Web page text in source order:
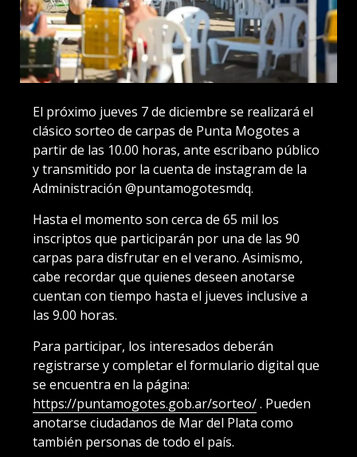
El próximo jueves 7 de diciembre se realizará el
clásico sorteo de carpas de Punta Mogotes a
partir de las 10.00 horas, ante escribano público
y transmitido por la cuenta de instagram de la
Administración @puntamogotesmdq.
Hasta el momento son cerca de 65 mil los
inscriptos que participarán por una de las 90
carpas para disfrutar en el verano. Asimismo,
cabe recordar que quienes deseen anotarse
cuentan con tiempo hasta el jueves inclusive a
las 9.00 horas.
Para participar, los interesados deberán
registrarse y completar el formulario digital que
se encuentra en la página:
https://puntamogotes.gob.ar/sorteo/. Pueden
anotarse ciudadanos de Mar del Plata como
también personas de todo el país.